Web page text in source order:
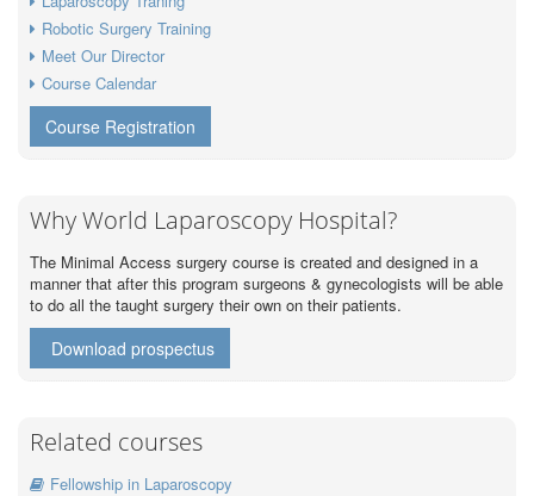
Robotic Surgery Training
Meet Our Director
Course Calendar
Course Registration
Why World Laparoscopy Hospital?
The Minimal Access surgery course is created and designed in a
manner that after this program surgeons & gynecologists will be able
to do all the taught surgery their own on their patients.
Download prospectus
Related courses
Fellowship in Laparoscopy